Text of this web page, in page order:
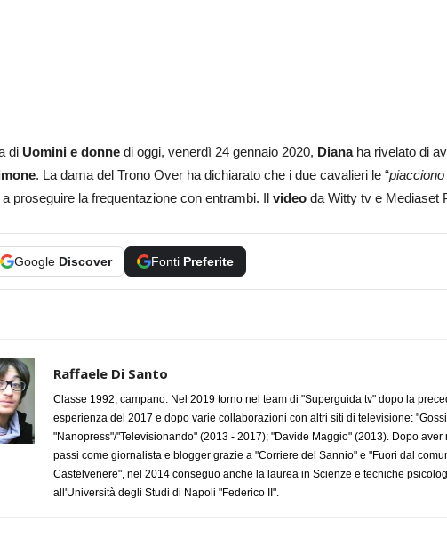
di Uomini e donne di oggi, venerdì 24 gennaio 2020, Dianaha rivelato di
. La dama del Trono Over ha dichiarato che i due cavalieri le “
proseguire la frequentazione con entrambi. Il video da Witty tv e Mediaset
Google Discover Fonti Preferite
Raffaele Di Santo
Classe 1992, campano. Nel 2019 torno nel team di "Superguida tv" dopo la
esperienza del 2017 e dopo varie collaborazioni con altri siti di televisione:
"Nanopress"/"Televisionando" (2013 - 2017); "Davide Maggio" (2013). Dopo aver
passi come giornalista e blogger grazie a "Corriere del Sannio" e "Fuori dal
Castelvenere", nel 2014 conseguo anche la laurea in Scienze e tecniche
all'Università degli Studi di Napoli "Federico II".